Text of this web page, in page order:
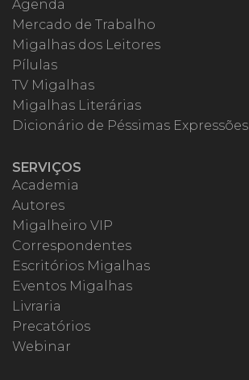
Agenda
Mercado de Trabalho
Migalhas dos Leitores
Pílulas
TV Migalhas
Migalhas Literárias
Dicionário de Péssimas Expressões
SERVIÇOS
Academia
Autores
Migalheiro VIP
Correspondentes
Escritórios Migalhas
Eventos Migalhas
Livraria
Precatórios
Webinar